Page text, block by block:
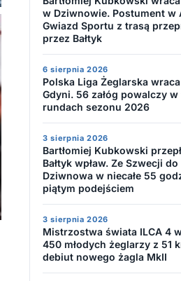
w Dziwnowie. Postument w
Gwiazd Sportu z trasą
przez Bałtyk
6 sierpnia 2026
Polska Liga Żeglarska
Gdyni. 56 załóg powalczy
rundach sezonu 2026
3 sierpnia 2026
Bartłomiej Kubkowski
Bałtyk wpław. Ze Szwecji do
Dziwnowa w niecałe 55
piątym podejściem
3 sierpnia 2026
Mistrzostwa świata ILCA 4
450 młodych żeglarzy z 51
debiut nowego żagla MkII